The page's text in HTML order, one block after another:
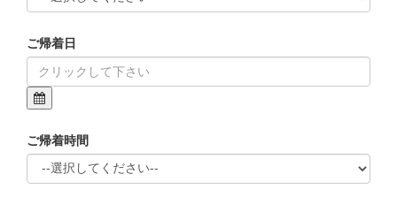
ご帰着日
ご帰着時間